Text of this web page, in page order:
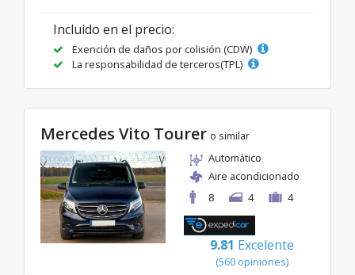
Incluido en el precio:
Exención de daños por colisión (CDW)
La responsabilidad de terceros(TPL)
Mercedes Vito Tourer o similar
Automático
Aire acondicionado
8
4 4
9.81 Excelente
(560 opiniones)